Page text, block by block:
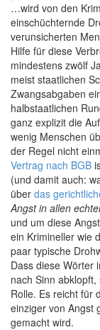
…wird von den
einschüchternde
verunsicherten
Hilfe für diese
mindestens zwölf
meist staatlichen
Zwangsabgaben
halbstaatlichen
ganz explizit die
wenig Menschen
der Regel nicht
Vertrag nach BGB
(und damit auch:
über das
Angst in allen
und um diese
ein Krimineller wie
paar typische
Dass diese Wörter
nach Sinn
Rolle. Es reicht für
einziger von Angst
gemacht wird.